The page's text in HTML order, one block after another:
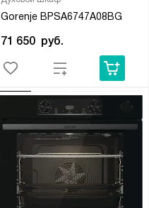
Gorenje BPSA6747A08BG
71 650 руб.